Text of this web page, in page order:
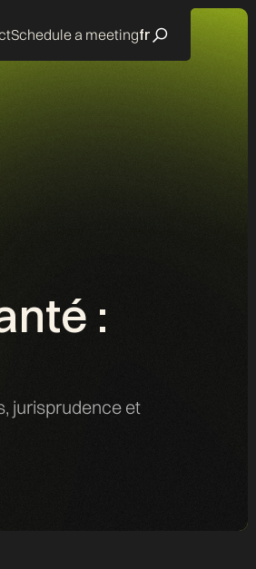
Schedule a meetingfr
:
jurisprudence et